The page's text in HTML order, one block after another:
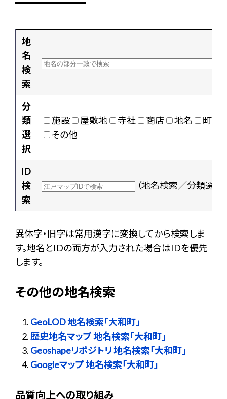
地
名
検
索
分
類
選
択
施設 屋敷地 寺社 商店 地名
町村
その他
ID
検
索
（地名検索／分類選択
異体字・旧字は常用漢字に変換してから検索しま
す。地名とIDの両方が入力された場合はIDを優先
します。
その他の地名検索
GeoLOD 地名検索「大和町」
歴史地名マップ 地名検索「大和町」
Geoshapeリポジトリ 地名検索「大和町」
Googleマップ 地名検索「大和町」
品質向上への取り組み